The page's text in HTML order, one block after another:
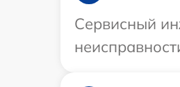
Сервисный